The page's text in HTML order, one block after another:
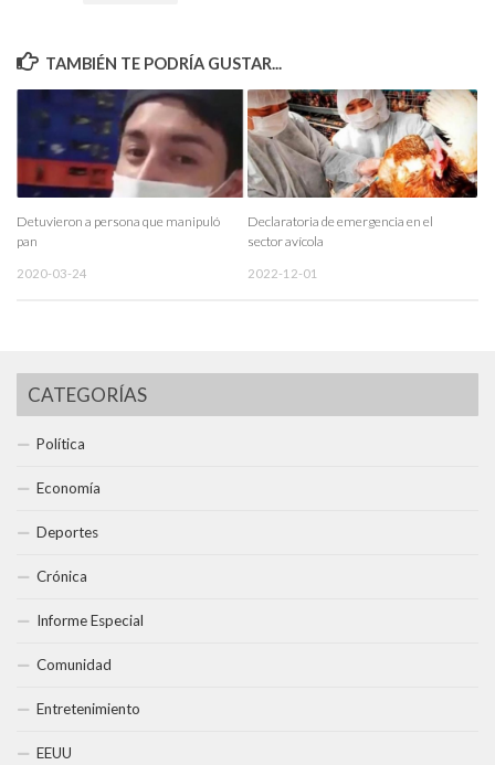
TAMBIÉN TE PODRÍA GUSTAR...
Detuvieron a persona que manipuló
pan
2020-03-24
Declaratoria de emergencia en el
sector avícola
2022-12-01
CATEGORÍAS
Política
Economía
Deportes
Crónica
Informe Especial
Comunidad
Entretenimiento
EEUU